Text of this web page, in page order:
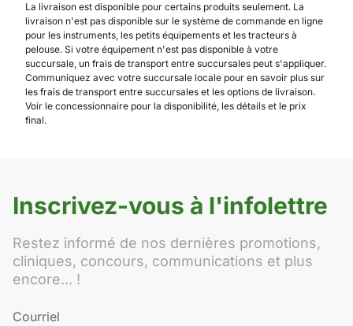
La livraison est disponible pour certains produits seulement. La
livraison n'est pas disponible sur le système de commande en ligne
pour les instruments, les petits équipements et les tracteurs à
pelouse. Si votre équipement n'est pas disponible à votre
succursale, un frais de transport entre succursales peut s'appliquer.
Communiquez avec votre succursale locale pour en savoir plus sur
les frais de transport entre succursales et les options de livraison.
Voir le concessionnaire pour la disponibilité, les détails et le prix
final.
Inscrivez-vous à l'infolettre
Restez informé de nos dernières promotions,
cliniques, concours, communications et plus
encore... !
Courriel